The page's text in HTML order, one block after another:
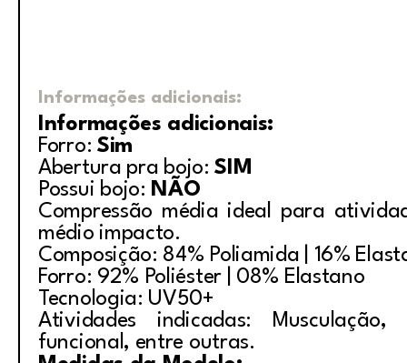
Informações adicionais:
Informações adicionais:
Forro: Sim
Abertura pra bojo:SIM
Possui bojo: NÃO
Compressão média ideal para
médio impacto.
Composição: 84% Poliamida | 16%
Forro: 92% Poliéster | 08% Elastano
Tecnologia: UV50+
Atividades indicadas:
funcional, entre outras.